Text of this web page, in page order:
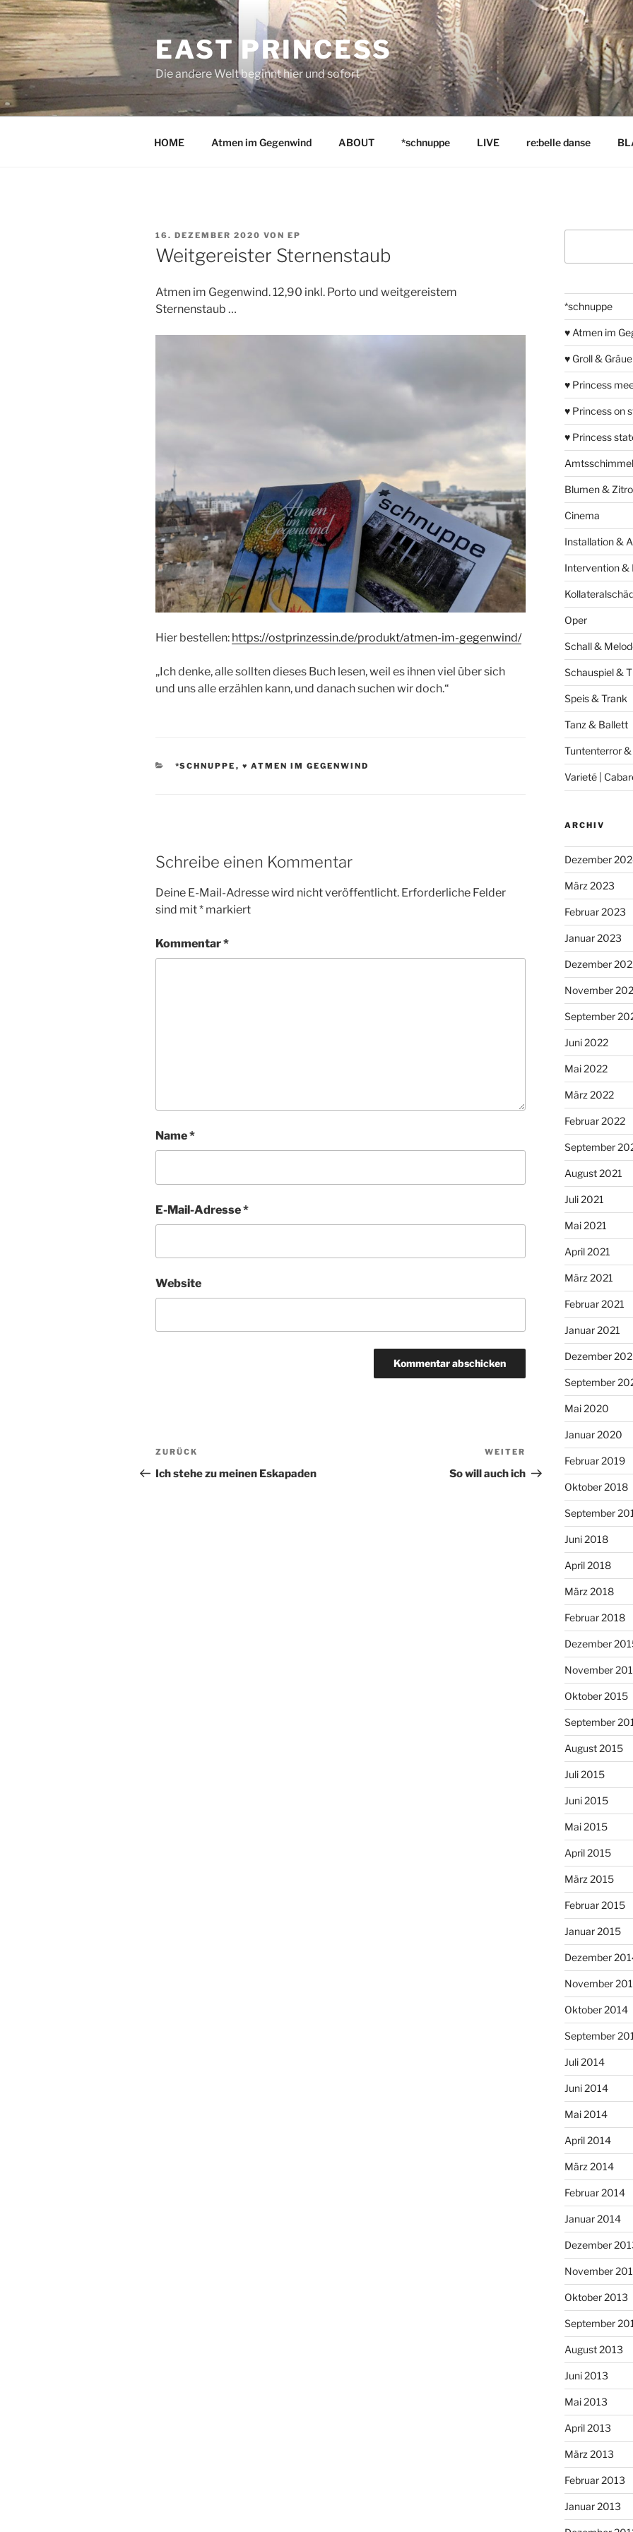
Zum
Inhalt
springen
EAST PRINCESS
Die andere Welt beginnt hier und sofort
HOME Atmen im Gegenwind ABOUT *schnuppe LIVE re:belle danse
VERÖFFENTLICHT
AM
16. DEZEMBER 2020 VON EP
Weitgereister Sternenstaub
Atmen im Gegenwind. 12,90 inkl. Porto und weitgereistem
Sternenstaub …
Hier bestellen: https://ostprinzessin.de/produkt/atmen-im-gegenwind/
„Ich denke, alle sollten dieses Buch lesen, weil es ihnen viel über sich
und uns alle erzählen kann, und danach suchen wir doch.“
KATEGORIEN
*SCHNUPPE , ♥ ATMEN IM GEGENWIND
Schreibe einen Kommentar
Deine E-Mail-Adresse wird nicht veröffentlicht. Erforderliche Felder
sind mit* markiert
Kommentar*
Name*
E-Mail-Adresse*
Website
Beitragsnavigation
Vorheriger
Beitrag
ZURÜCK
Ich stehe zu meinen Eskapaden
Nächster
Beitrag
WEITER
So will auch ich
*schnuppe
♥ Atmen im
♥ Groll &
♥ Princess
♥ Princess on
♥ Princess
Amtsschimmel
Blumen &
Cinema
Installation &
Intervention &
Oper
Schall &
Schauspiel &
Speis & Trank
Tanz & Ballett
Tuntenterror &
Varieté |
ARCHIV
Dezember
März 2023
Februar 2023
Januar 2023
Dezember
November
September
Juni 2022
Mai 2022
März 2022
Februar 2022
September
August 2021
Juli 2021
Mai 2021
April 2021
März 2021
Februar 2021
Januar 2021
Dezember
September
Mai 2020
Januar 2020
Februar 2019
Oktober 2018
September
Juni 2018
April 2018
März 2018
Februar 2018
Dezember
November
Oktober 2015
September
August 2015
Juli 2015
Juni 2015
Mai 2015
April 2015
März 2015
Februar 2015
Januar 2015
Dezember
November
Oktober 2014
September
Juli 2014
Juni 2014
Mai 2014
April 2014
März 2014
Februar 2014
Januar 2014
Dezember
November
Oktober 2013
September
August 2013
Juni 2013
Mai 2013
April 2013
März 2013
Februar 2013
Januar 2013